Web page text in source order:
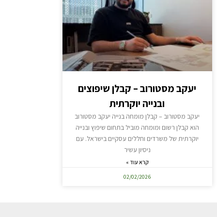
יעקב מסטורוב – קבלן שיפוצים
ובנייה יוקרתית
יעקב מסטורוב – קבלן מומחה בנייה יעקב מסטורוב
הוא קבלן רשום ומומחה מוביל בתחום שיפוץ ובנייה
יוקרתית של משרדים וחללים עסקיים בישראל. עם
ניסיון עשיר
קרא עוד »
02/02/2026